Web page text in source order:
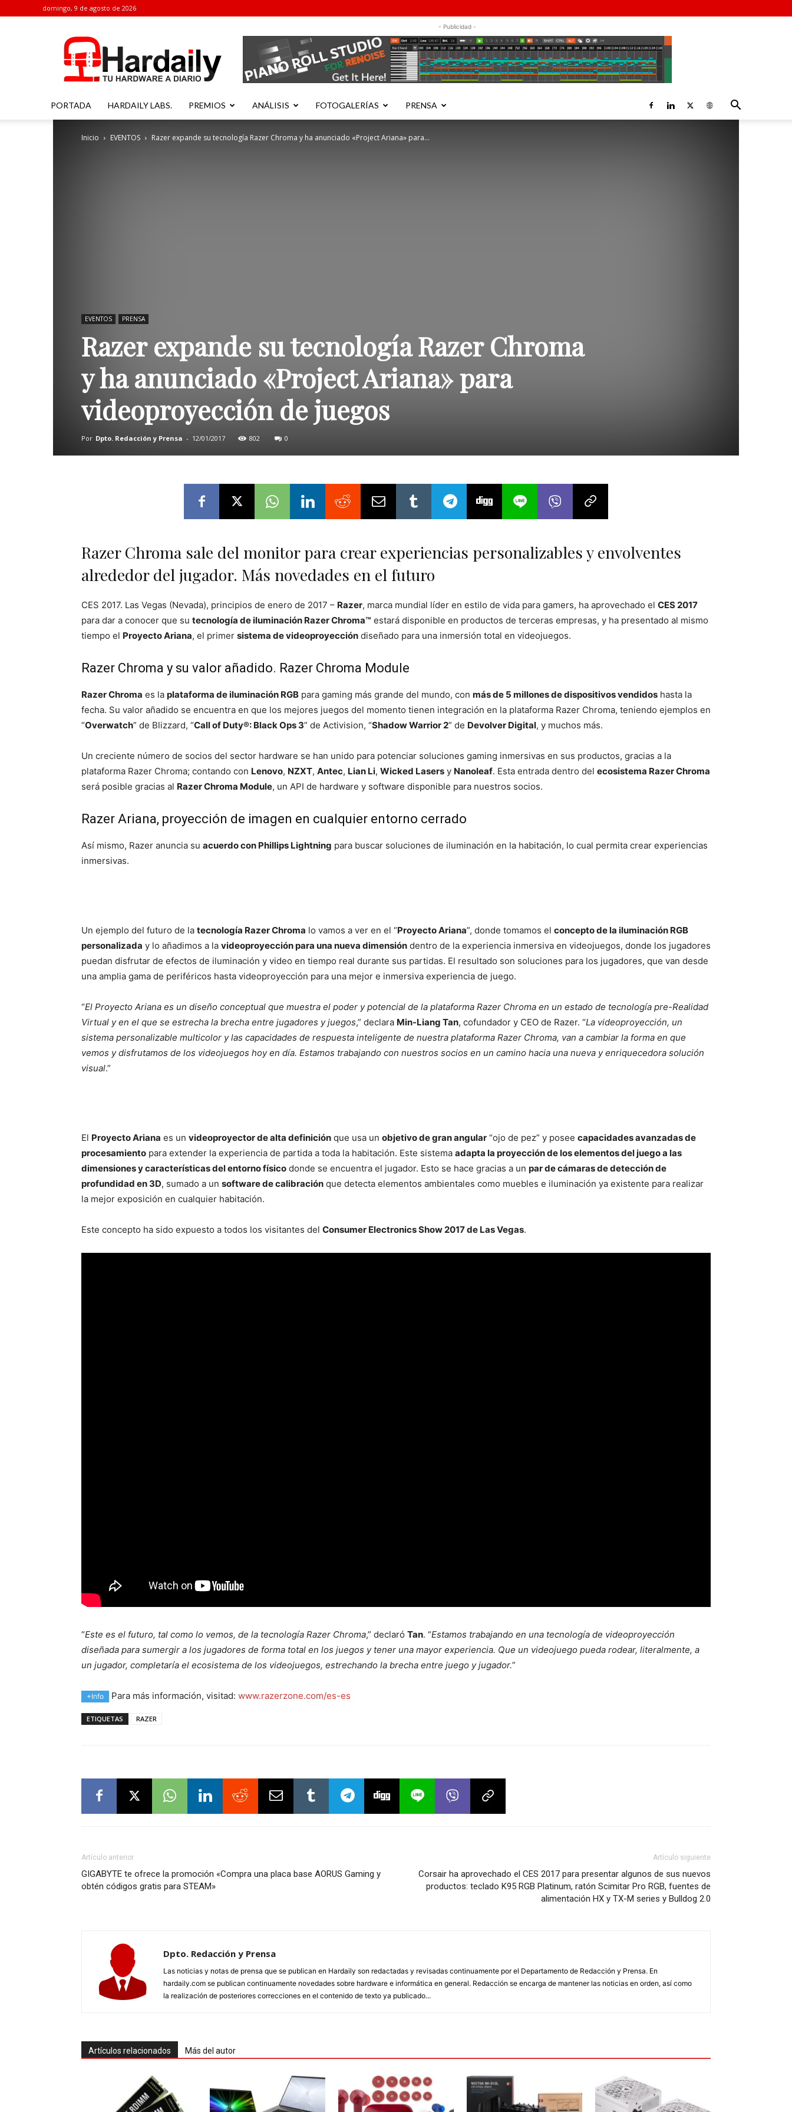
domingo, 9 de agosto de 2026
- Publicidad -
PORTADA HARDAILY LABS. PREMIOS ANÁLISIS FOTOGALERÍAS PRENSA
Inicio EVENTOS Razer expande su tecnología Razer Chroma y ha anunciado «Project Ariana» para...
EVENTOS PRENSA
Razer expande su tecnología Razer Chroma
y ha anunciado «Project Ariana» para
videoproyección de juegos
Por Dpto. Redacción y Prensa - 12/01/2017 802 0
Razer Chroma sale del monitor para crear experiencias personalizables y envolventes
alrededor del jugador. Más novedades en el futuro
CES 2017. Las Vegas (Nevada), principios de enero de 2017 – Razer, marca mundial líder en estilo de vida para gamers, ha aprovechado el CES 2017
para dar a conocer que su tecnología de iluminación Razer Chroma™ estará disponible en productos de terceras empresas, y ha presentado al mismo
tiempo el Proyecto Ariana, el primer sistema de videoproyección diseñado para una inmersión total en videojuegos.
Razer Chroma y su valor añadido. Razer Chroma Module
Razer Chroma es la plataforma de iluminación RGB para gaming más grande del mundo, con más de 5 millones de dispositivos vendidos hasta la
fecha. Su valor añadido se encuentra en que los mejores juegos del momento tienen integración en la plataforma Razer Chroma, teniendo ejemplos en
“Overwatch” de Blizzard, “Call of Duty®: Black Ops 3” de Activision, “Shadow Warrior 2” de Devolver Digital, y muchos más.
Un creciente número de socios del sector hardware se han unido para potenciar soluciones gaming inmersivas en sus productos, gracias a la
plataforma Razer Chroma; contando con Lenovo, NZXT, Antec, Lian Li, Wicked Lasers y Nanoleaf. Esta entrada dentro del ecosistema Razer Chroma
será posible gracias al Razer Chroma Module, un API de hardware y software disponible para nuestros socios.
Razer Ariana, proyección de imagen en cualquier entorno cerrado
Así mismo, Razer anuncia su acuerdo con Phillips Lightning para buscar soluciones de iluminación en la habitación, lo cual permita crear experiencias
inmersivas.
Un ejemplo del futuro de la tecnología Razer Chroma lo vamos a ver en el “Proyecto Ariana”, donde tomamos el concepto de la iluminación RGB
personalizada y lo añadimos a la videoproyección para una nueva dimensión dentro de la experiencia inmersiva en videojuegos, donde los jugadores
puedan disfrutar de efectos de iluminación y video en tiempo real durante sus partidas. El resultado son soluciones para los jugadores, que van desde
una amplia gama de periféricos hasta videoproyección para una mejor e inmersiva experiencia de juego.
“El Proyecto Ariana es un diseño conceptual que muestra el poder y potencial de la plataforma Razer Chroma en un estado de tecnología pre-Realidad
Virtual y en el que se estrecha la brecha entre jugadores y juegos,” declara Min-Liang Tan, cofundador y CEO de Razer. “La videoproyección, un
sistema personalizable multicolor y las capacidades de respuesta inteligente de nuestra plataforma Razer Chroma, van a cambiar la forma en que
vemos y disfrutamos de los videojuegos hoy en día. Estamos trabajando con nuestros socios en un camino hacia una nueva y enriquecedora solución
visual.”
El Proyecto Ariana es un videoproyector de alta definición que usa un objetivo de gran angular “ojo de pez” y posee capacidades avanzadas de
procesamiento para extender la experiencia de partida a toda la habitación. Este sistema adapta la proyección de los elementos del juego a las
dimensiones y características del entorno físico donde se encuentra el jugador. Esto se hace gracias a un par de cámaras de detección de
profundidad en 3D, sumado a un software de calibración que detecta elementos ambientales como muebles e iluminación ya existente para realizar
la mejor exposición en cualquier habitación.
Este concepto ha sido expuesto a todos los visitantes del Consumer Electronics Show 2017 de Las Vegas.
“Este es el futuro, tal como lo vemos, de la tecnología Razer Chroma,” declaró Tan. “Estamos trabajando en una tecnología de videoproyección
diseñada para sumergir a los jugadores de forma total en los juegos y tener una mayor experiencia. Que un videojuego pueda rodear, literalmente, a
un jugador, completaría el ecosistema de los videojuegos, estrechando la brecha entre juego y jugador.”
+Info Para más información, visitad: www.razerzone.com/es-es
ETIQUETAS RAZER
Artículo anterior
GIGABYTE te ofrece la promoción «Compra una placa base AORUS Gaming y
obtén códigos gratis para STEAM»
Artículo siguiente
Corsair ha aprovechado el CES 2017 para presentar algunos de sus nuevos
productos: teclado K95 RGB Platinum, ratón Scimitar Pro RGB, fuentes de
alimentación HX y TX-M series y Bulldog 2.0
Dpto. Redacción y Prensa
Las noticias y notas de prensa que se publican en Hardaily son redactadas y revisadas continuamente por el Departamento de Redacción y Prensa. En
hardaily.com se publican continuamente novedades sobre hardware e informática en general. Redacción se encarga de mantener las noticias en orden, así como
la realización de posteriores correcciones en el contenido de texto ya publicado...
Artículos relacionados Más del autor